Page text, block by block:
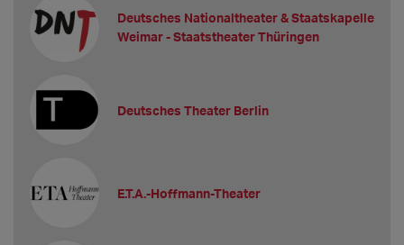
Deutsches Nationaltheater & Staatskapelle
Weimar - Staatstheater Thüringen
Deutsches Theater Berlin
E.T.A.-Hoffmann-Theater